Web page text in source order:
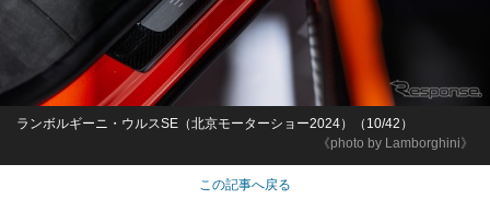
《photo by Lamborghini》
ランボルギーニ・ウルスSE（北京モーターショー2024）（10/42）
この記事へ戻る